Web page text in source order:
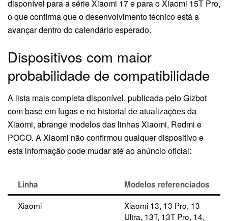
disponível para a série Xiaomi 17 e para o Xiaomi 15T Pro,
o que confirma que o desenvolvimento técnico está a
avançar dentro do calendário esperado.
Dispositivos com maior
probabilidade de compatibilidade
A lista mais completa disponível, publicada pelo Gizbot
com base em fugas e no historial de atualizações da
Xiaomi, abrange modelos das linhas Xiaomi, Redmi e
POCO. A Xiaomi não confirmou qualquer dispositivo e
esta informação pode mudar até ao anúncio oficial:
Linha
Modelos referenciados
Xiaomi
Xiaomi 13, 13 Pro, 13
Ultra, 13T, 13T Pro, 14,